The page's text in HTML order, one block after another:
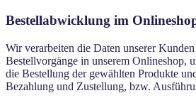
Bestellabwicklung im
Wir verarbeiten die Daten unserer
Bestellvorgänge in unserem Onlineshop,
die Bestellung der gewählten Produkte
Bezahlung und Zustellung, bzw.